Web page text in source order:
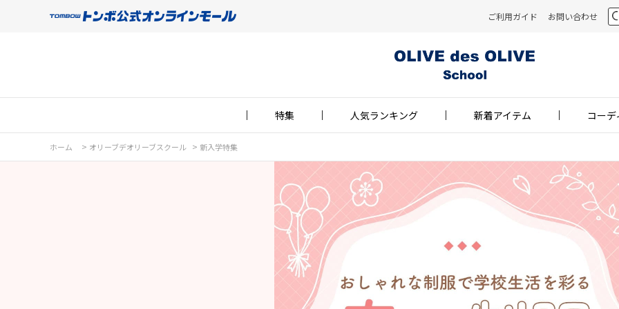
ご利用ガイド お問い合わせ
特集 人気ランキング 新着アイテム コーデ
ホーム > オリーブデオリーブスクール > 新入学特集